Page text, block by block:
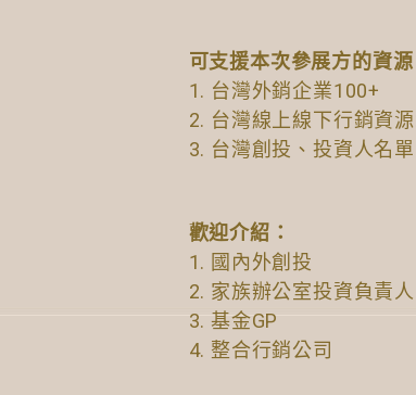
可支援本次參展方的資源
1. 台灣外銷企業100+
2. 台灣線上線下行銷資
3. 台灣創投、投資人名
歡迎介紹：
1. 國內外創投
2. 家族辦公室投資負責人
3. 基金GP
4. 整合行銷公司